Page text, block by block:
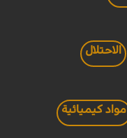
الاحتلال
مواد كيميائية